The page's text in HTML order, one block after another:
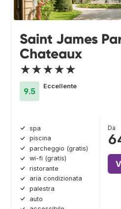
Saint James
Chateaux
★★★★★
9.5
Eccellente
spa
piscina
parcheggio (gratis)
wi-fi (gratis)
ristorante
aria condizionata
palestra
auto
Da